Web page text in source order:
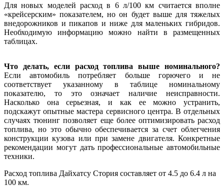
Для новых моделей расход в 6 л/100 км считается вполне
«крейсерским» показателем, но он будет выше для тяжелых
внедорожников и пикапов и ниже для маленьких гибридов.
Необходимую информацию можно найти в размещенных
таблицах.
Что делать, если расход топлива выше номинального?
Если автомобиль потребляет больше горючего и не
соответствует указанному в таблице номинальному
показателю, то это означает наличие неисправности.
Насколько она серьезная, и как ее можно устранить,
подскажут опытные мастера сервисного центра. В отдельных
случаях тюнинг позволяет еще более оптимизировать расход
топлива, но это обычно обеспечивается за счет облегчения
конструкции кузова или при замене двигателя. Конкретные
рекомендации могут дать профессиональные автомобильные
техники.
Расход топлива Дайхатсу Стория составляет от 4.5 до 6.4 л на
100 км.